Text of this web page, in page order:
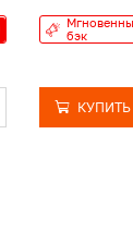
бэк
КУПИТЬ